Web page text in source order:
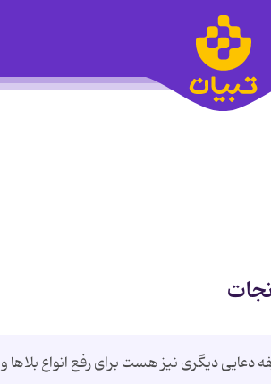
دیگری نیز هست برای رفع انواع بلاها و